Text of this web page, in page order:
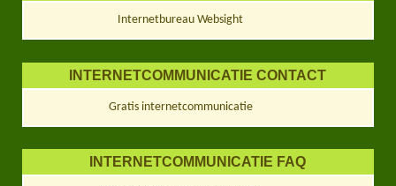
Internetbureau Websight
INTERNETCOMMUNICATIE CONTACT
Gratis internetcommunicatie
INTERNETCOMMUNICATIE FAQ